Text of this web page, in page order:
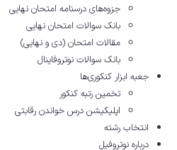
جزوه‌های درسنامه امتحان نهایی
بانک سوالات امتحان نهایی
مقالات امتحان (دی و نهایی)
بانک سوالات نوتروفاینال
جعبه ابزار کنکوری‌ها
تخمین رتبه کنکور
اپلیکیشن درس خواندن رقابتی
انتخاب رشته
درباره نوتروفیل